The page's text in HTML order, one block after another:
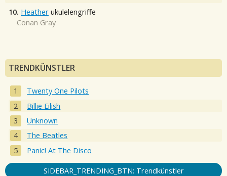
10. Heather ukulelengriffe
Conan Gray
TRENDKÜNSTLER
Twenty One Pilots
Billie Eilish
Unknown
The Beatles
Panic! At The Disco
SIDEBAR_TRENDING_BTN: Trendkünstler